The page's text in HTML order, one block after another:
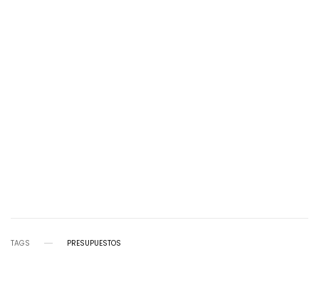
TAGS PRESUPUESTOS